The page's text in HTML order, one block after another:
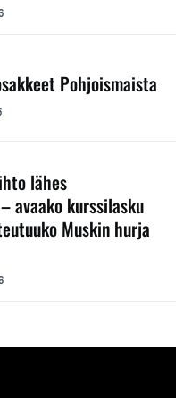
Pohjoismaista
lähes
avaako kurssilasku
Muskin hurja